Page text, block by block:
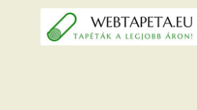
Ugrás
a
navigációhoz
Kilépés
a
tartalomba